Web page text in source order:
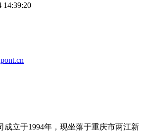
14:39:20
成立于1994年，现坐落于重庆市两江新